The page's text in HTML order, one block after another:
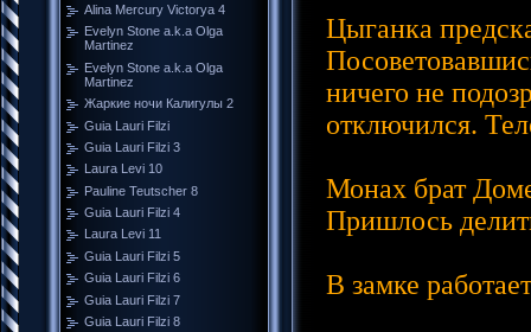
Alina Mercury Victorya 4
Evelyn Stone a.k.a Olga
Martinez
Evelyn Stone a.k.a Olga
Martinez
Жаркие ночи Калигулы 2
Guia Lauri Filzi
Guia Lauri Filzi 3
Laura Levi 10
Pauline Teutscher 8
Guia Lauri Filzi 4
Laura Levi 11
Guia Lauri Filzi 5
Guia Lauri Filzi 6
Guia Lauri Filzi 7
Guia Lauri Filzi 8
Цыганка
ничего не
отключился.
Монах брат
Пришлось
В замке